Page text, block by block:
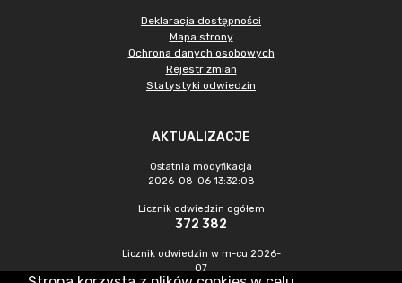
Deklaracja dostępności
Mapa strony
Ochrona danych osobowych
Rejestr zmian
Statystyki odwiedzin
AKTUALIZACJE
Ostatnia modyfikacja
2026-08-06 13:32:08
Licznik odwiedzin ogółem
372 382
Licznik odwiedzin w m-cu 2026-
07